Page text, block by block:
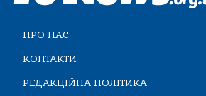
ПРО НАС
КОНТАКТИ
РЕДАКЦІЙНА ПОЛІТИКА